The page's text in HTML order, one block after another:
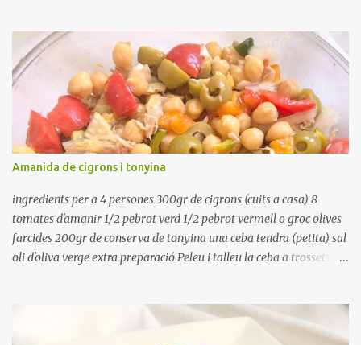
quan arrenca el bull, canvieu l'aigua bullint, per aigua freda,
repetiu dues o tres vegades, abaixeu el foc i atureu la ebullició, dues
o tres vegades afegint aigua freda, han de coure a foc baix, quasi
be, sense bullir i sempre sempre, amb l'olla tapada, entre 1 hora i 1
hora i mitja. Saleu 10 minuts abans de retirar del foc. Heu de veure
vosaltres el moment en que ja estan cuites. Anotacions Deixeu
refredar en la mateixa olla. El caldo de coure els fesols, es pot
utilitzar per una crema o sopa. Ingredientes judias -agua -sal
Preparación Ponga las judías a r...
Amanida de cigrons i tonyina
ingredients per a 4 persones 300gr de cigrons (cuits a casa) 8
tomates d'amanir 1/2 pebrot verd 1/2 pebrot vermell o groc olives
farcides 200gr de conserva de tonyina una ceba tendra (petita) sal
oli d'oliva verge extra preparació Peleu i talleu la ceba a trossets i
Renteu les tomates i talleu-les a octaus. Talleu les olives a
rodanxes. Una hora abans de portar a la taula, poseu els cigrons,